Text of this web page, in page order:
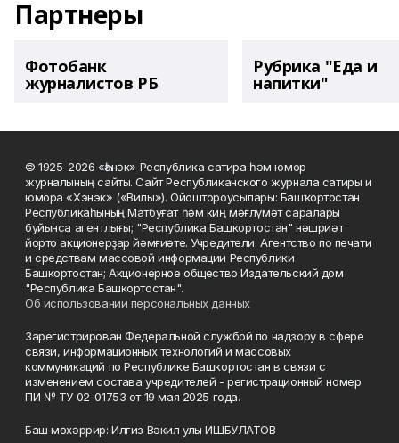
Партнеры
Фотобанк
журналистов РБ
Рубрика "Еда и
напитки"
© 1925-2026 «Һәнәк» Республика сатира һәм юмор
журналының сайты. Сайт Республиканского журнала сатиры и
юмора «Хэнэк» («Вилы»). Ойоштороусылары: Башҡортостан
Республикаһының Матбуғат һәм киң мәғлүмәт саралары
буйынса агентлығы; "Республика Башкортостан" нәшриәт
йорто акционерҙар йәмғиәте. Учредители: Агентство по печати
и средствам массовой информации Республики
Башкортостан; Акционерное общество Издательский дом
"Республика Башкортостан".
Об использовании персональных данных
Зарегистрирован Федеральной службой по надзору в сфере
связи, информационных технологий и массовых
коммуникаций по Республике Башкортостан в связи с
изменением состава учредителей - регистрационный номер
ПИ № ТУ 02-01753 от 19 мая 2025 года.
Баш мөхәррир: Илгиз Вәкил улы ИШБУЛАТОВ